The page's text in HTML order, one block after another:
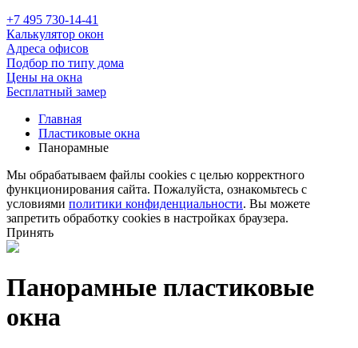
+7 495 730-14-41
Калькулятор окон
Адреса офисов
Подбор по типу дома
Цены на окна
Бесплатный замер
Главная
Пластиковые окна
Панорамные
Мы обрабатываем файлы cookies с целью корректного
функционирования сайта. Пожалуйста, ознакомьтесь с
условиями политики конфиденциальности. Вы можете
запретить обработку cookies в настройках браузера.
Принять
Панорамные пластиковые
окна